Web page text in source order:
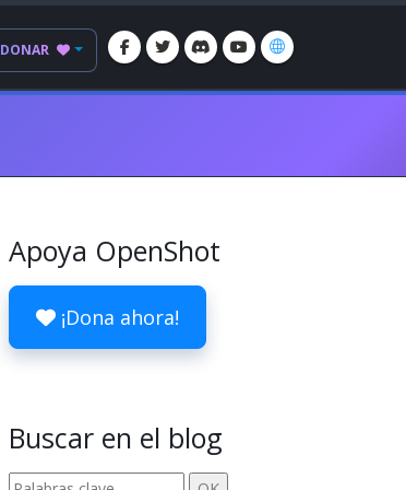
DONAR
Apoya OpenShot
¡Dona ahora!
Buscar en el blog